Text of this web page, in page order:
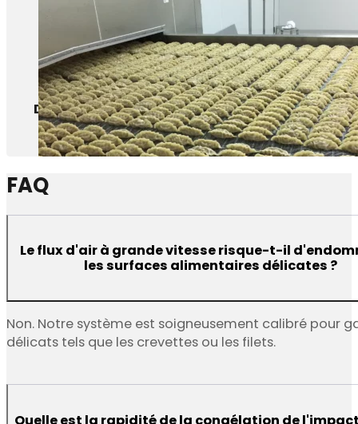
Dumplings
FAQ
Le flux d'air à grande vitesse risque-t-il
les surfaces alimentaires délicates ?
Non. Notre système est soigneusement calibré pour
délicats tels que les crevettes ou les filets.
Quelle est la rapidité de la congélation de